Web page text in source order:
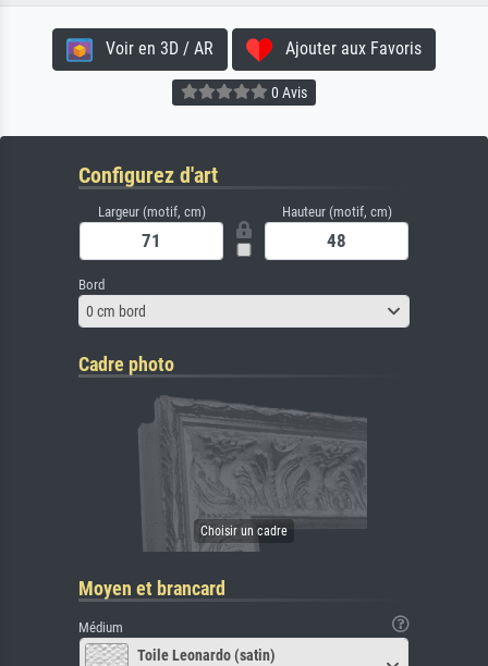
Voir en 3D / AR Ajouter aux Favoris
0 Avis
Configurez d'art
Largeur (motif, cm) Hauteur (motif, cm)
Bord
0 cm bord
Cadre photo
Moyen et brancard
Médium
Toile Leonardo (satin)